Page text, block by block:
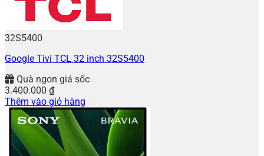
32S5400
Google Tivi TCL 32 inch 32S5400
Quà ngon giá sốc
3.400.000 ₫
Thêm vào giỏ hàng